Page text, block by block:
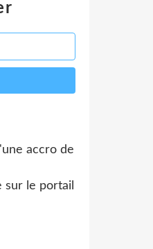
accro de
sur le portail